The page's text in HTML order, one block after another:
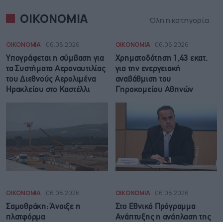
ΟΙΚΟΝΟΜΙΑ Όλη η κατηγορία
ΟΙΚΟΝΟΜΙΑ 06.08.2026
Υπογράφεται η σύμβαση για
τα Συστήματα Αεροναυτιλίας
του Διεθνούς Αερολιμένα
Ηρακλείου στο Καστέλλι
ΟΙΚΟΝΟΜΙΑ 06.08.2026
Χρηματοδότηση 1,43 εκατ.
για την ενεργειακή
αναβάθμιση του
Γηροκομείου Αθηνών
ΟΙΚΟΝΟΜΙΑ 06.08.2026
Σαμοθράκη: Άνοιξε η
πλατφόρμα
ΟΙΚΟΝΟΜΙΑ 06.08.2026
Στο Εθνικό Πρόγραμμα
Ανάπτυξης η ανάπλαση της